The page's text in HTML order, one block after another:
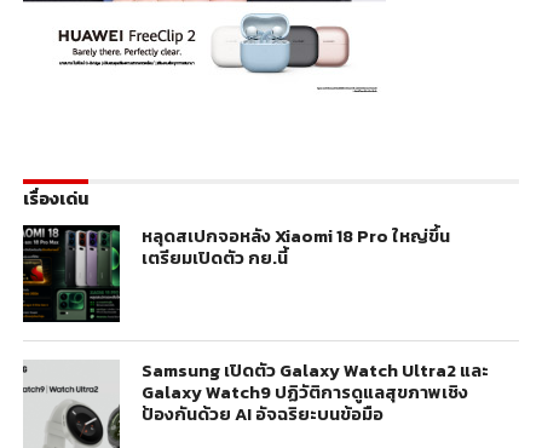
เรื่องเด่น
หลุดสเปกจอหลัง Xiaomi 18 Pro ใหญ่ขึ้น
เตรียมเปิดตัว กย.นี้
Samsung เปิดตัว Galaxy Watch Ultra2 และ
Galaxy Watch9 ปฏิวัติการดูแลสุขภาพเชิง
ป้องกันด้วย AI อัจฉริยะบนข้อมือ